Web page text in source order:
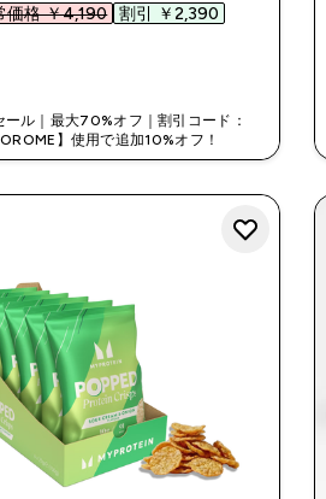
価格 ￥4,190‎ 割引 ￥2,390‎
ール｜最大70%オフ｜割引コード：
】使用で追加10%オフ！